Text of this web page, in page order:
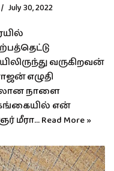
July 30, 2022
வருகிறவன்
எழுதி
நாளை
என்
மீரா…Read More »